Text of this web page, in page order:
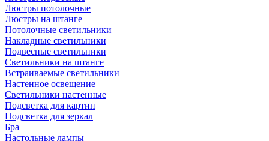
Люстры потолочные
Люстры на штанге
Потолочные светильники
Накладные светильники
Подвесные светильники
Светильники на штанге
Встраиваемые светильники
Настенное освещение
Светильники настенные
Подсветка для картин
Подсветка для зеркал
Бра
Настольные лампы